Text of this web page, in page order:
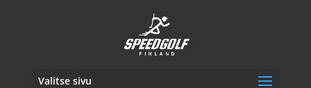
Valitse sivu